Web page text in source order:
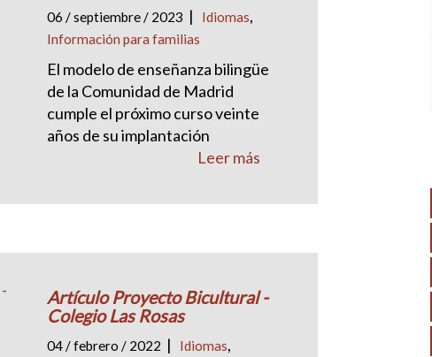
06 / septiembre / 2023 | Idiomas,
Información para familias
El modelo de enseñanza bilingüe
de la Comunidad de Madrid
cumple el próximo curso veinte
años de su implantación
Leer más
Artículo Proyecto Bicultural -
Colegio Las Rosas
04 / febrero / 2022 | Idiomas,